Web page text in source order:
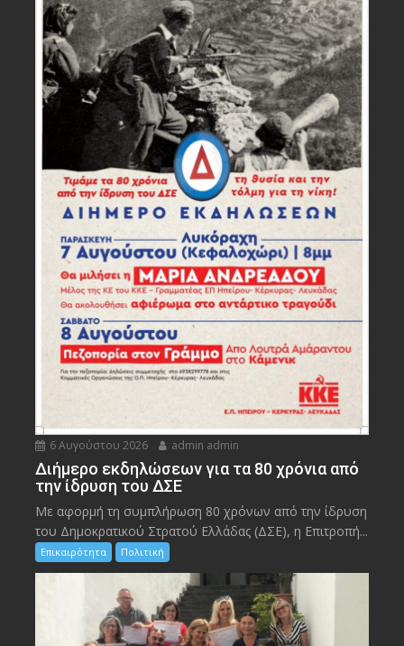
6 Αυγούστου 2026 admin admin
Διήμερο εκδηλώσεων για τα 80 χρόνια από
την ίδρυση του ΔΣΕ
Με αφορμή τη συμπλήρωση 80 χρόνων από την ίδρυση
του Δημοκρατικού Στρατού Ελλάδας (ΔΣΕ), η Επιτροπή...
Επικαιρότητα Πολιτική